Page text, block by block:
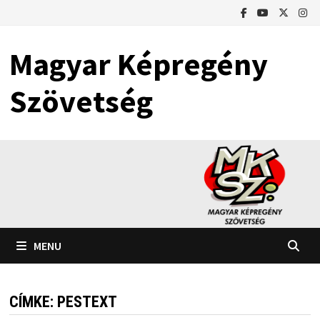
Magyar Képregény
Szövetség
MENU
CÍMKE: PESTEXT